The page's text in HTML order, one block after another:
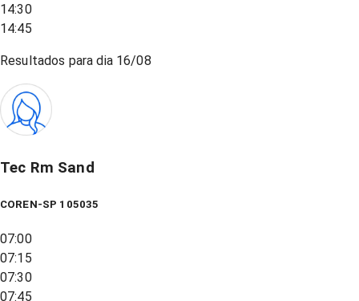
14:30
14:45
Resultados para dia 16/08
Tec Rm Sand
COREN-SP 105035
07:00
07:15
07:30
07:45